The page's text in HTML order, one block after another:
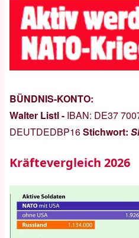
BÜNDNIS-KONTO:
Walter Listl - IBAN: DE37
DEUTDEDBP16Stichwort:
Kräftevergleich 2026